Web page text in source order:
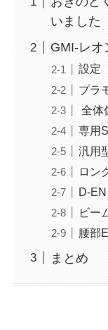
いました
GMI-レオ
設定
プラ
全体
専用
汎用
ロン
D-
ビー
腰部
まとめ